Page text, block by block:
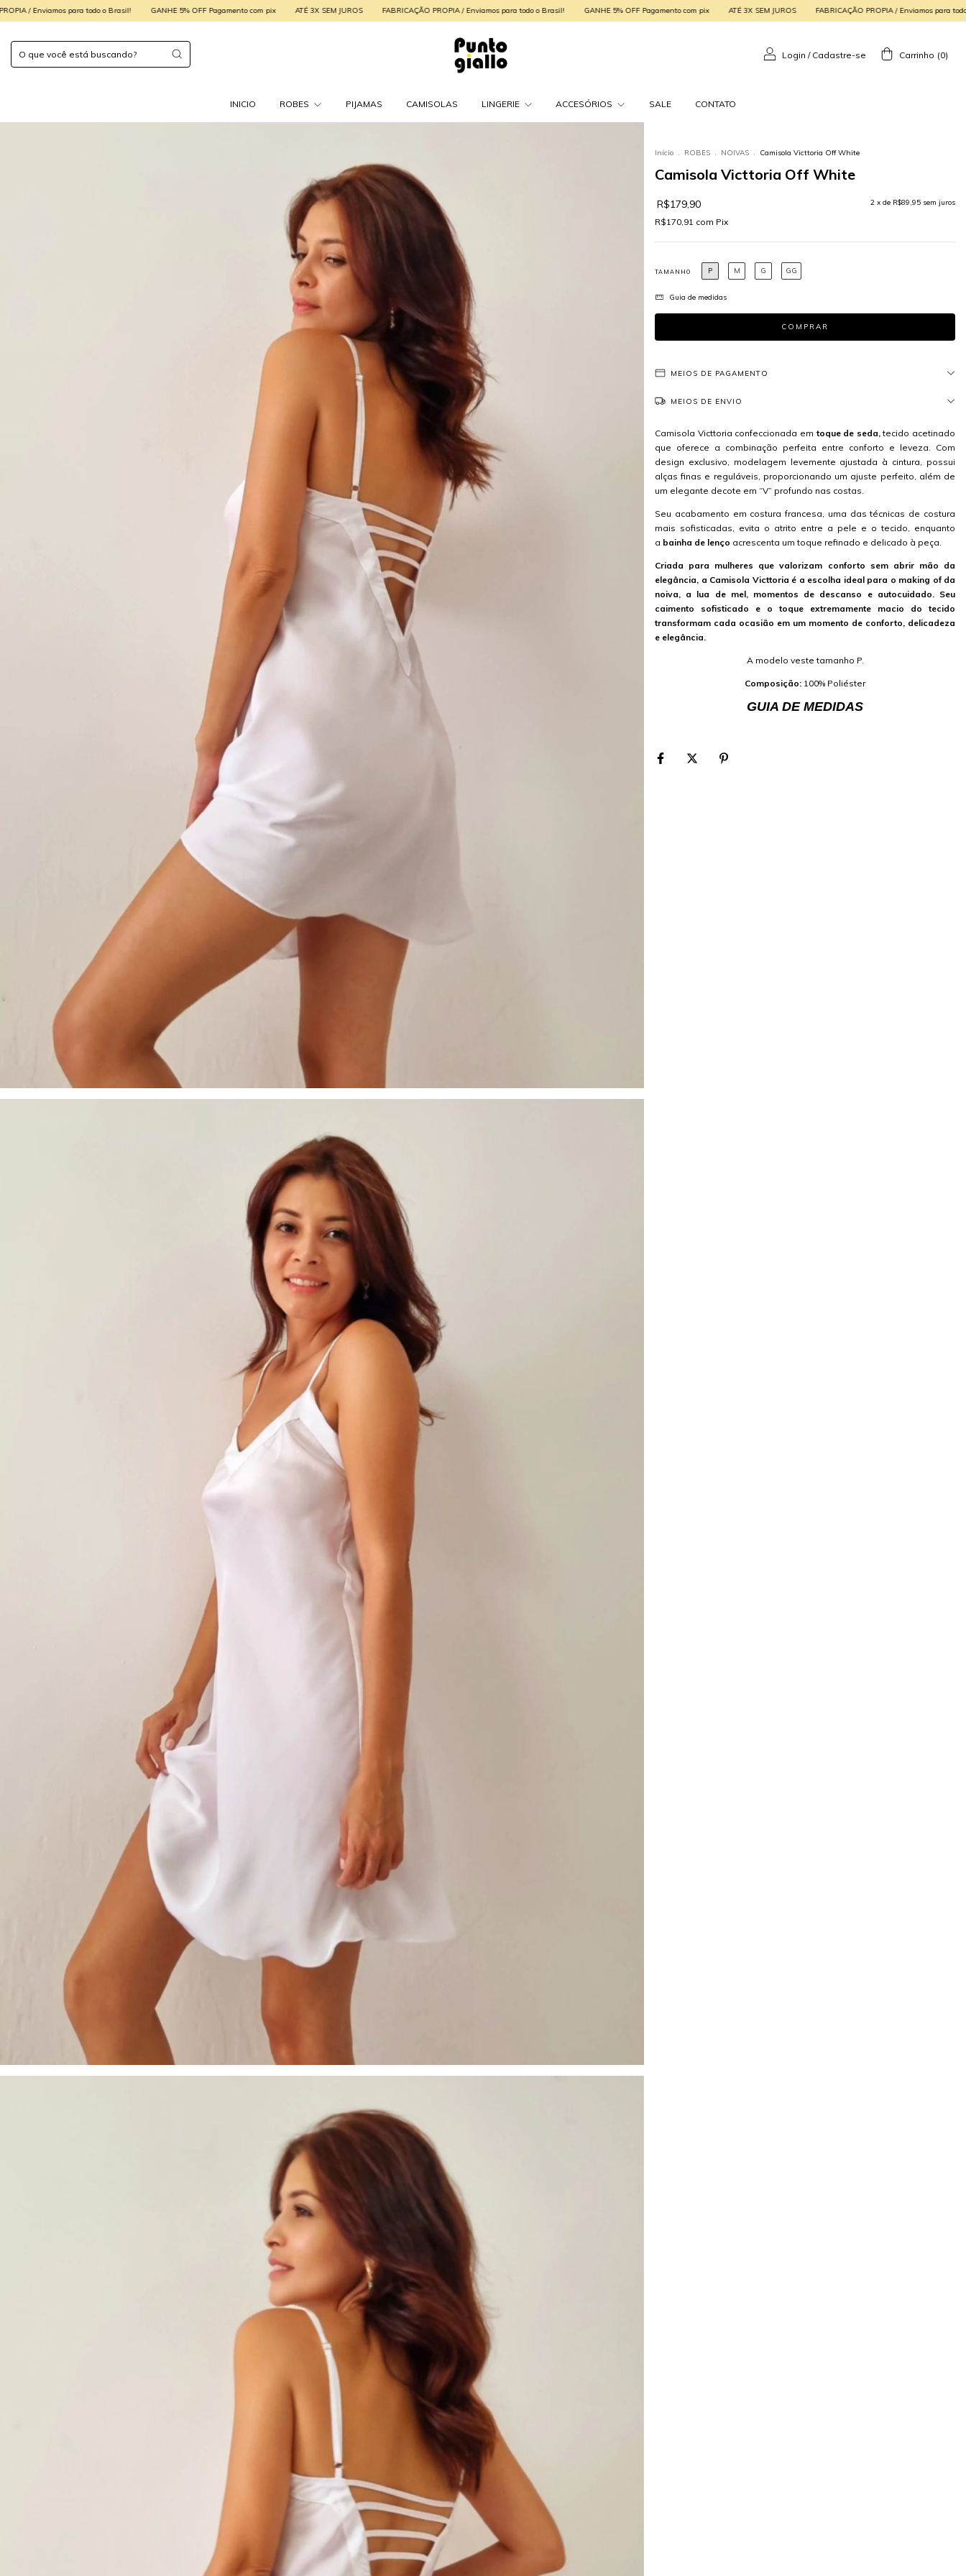
GANHE 5% OFF Pagamento com pix ATÉ 3X SEM JUROS FABRICAÇÃO PROPIA / Enviamos para todo o Brasil! GANHE 5% OFF Pagamento com pix ATÉ 3X SEM JUROS FABRICAÇÃO PROPIA / Enviamos para todo o Brasil! GANHE 5%
Login / Cadastre-se Carrinho (0)
INICIO ROBES PIJAMAS CAMISOLAS LINGERIE ACCESÓRIOS SALE CONTATO
Início . ROBES . NOIVAS . Camisola Victtoria Off White
Camisola Victtoria Off White
R$179,90 2 x de R$89,95 sem juros
R$170,91 com Pix
TAMANHO P M G GG
Guia de medidas
MEIOS DE PAGAMENTO
MEIOS DE ENVIO
Camisola Victtoria confeccionada emtoque de seda,tecido acetinado
que oferece a combinação perfeita entre conforto e leveza. Com
design exclusivo, modelagem levemente ajustada à cintura, possui
alças finas e reguláveis, proporcionando um ajuste perfeito, além de
um elegante decote em “V” profundo nas costas.
Seu acabamento em costura francesa, uma das técnicas de costura
mais sofisticadas, evita o atrito entre a pele e o tecido, enquanto
a bainha de lenço acrescenta um toque refinado e delicado à peça.
Criada para mulheres que valorizam conforto sem abrir mão da
elegância, a Camisola Victtoria é a escolha ideal para o making of da
noiva, a lua de mel, momentos de descanso e autocuidado. Seu
caimento sofisticado e o toque extremamente macio do tecido
transformam cada ocasião em um momento de conforto, delicadeza
e elegância.
A modelo veste tamanho P.
Composição: 100% Poliéster
GUIA DE MEDIDAS